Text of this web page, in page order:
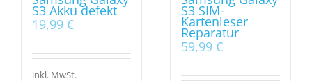
S3 Akku defekt
19,99 €
inkl. MwSt.
S3 SIM-
Kartenleser
Reparatur
59,99 €